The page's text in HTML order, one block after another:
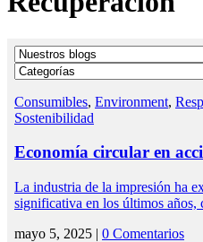
Consumibles, Environment,
Sostenibilidad
Economía circular en
La industria de la impresión ha
significativa en los últimos
mayo 5, 2025 | 0 Comentarios